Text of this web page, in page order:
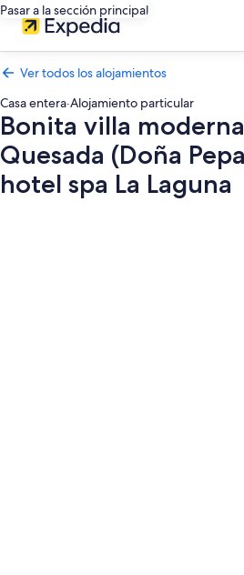
Pasar a la sección principal
Ver todos los alojamientos
Casa entera·Alojamiento particular
Bonita villa
Quesada (Doña
hotel spa La Laguna